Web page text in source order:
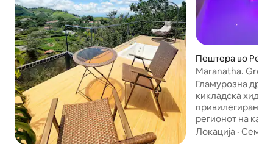
Пештера во
Maranatha.
Гламурозна
кикладска
привилегирана
регионот на
приказ на ноќно
Локација ·